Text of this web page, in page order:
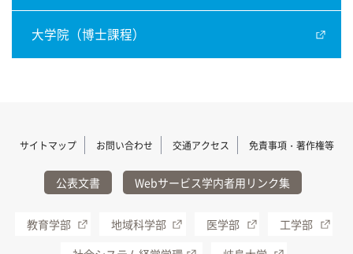
大学院（博士課程）
サイトマップ お問い合わせ 交通アクセス 免責事項・著作権等
公表文書 Webサービス学内者用リンク集
教育学部 地域科学部 医学部
工学部